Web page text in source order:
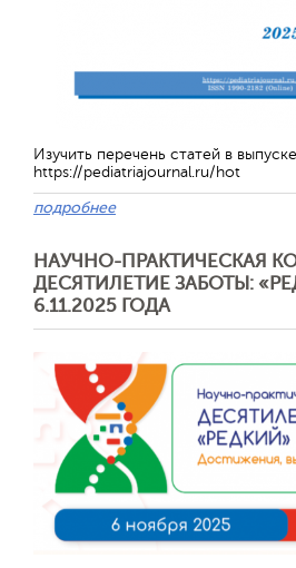
Изучить перечень статей в
https://pediatriajournal.ru/hot
подробнее
НАУЧНО-ПРАКТИЧЕСКАЯ
ДЕСЯТИЛЕТИЕ ЗАБОТЫ:
6.11.2025 ГОДА